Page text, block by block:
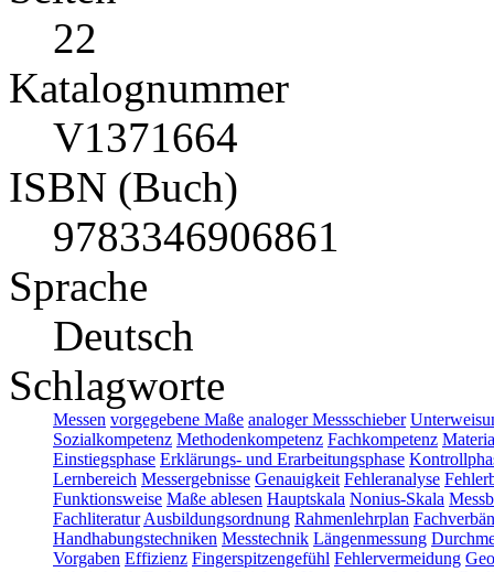
22
Katalognummer
V1371664
ISBN (Buch)
9783346906861
Sprache
Deutsch
Schlagworte
Messen vorgegebene Maße analoger Messschieber
Sozialkompetenz Methodenkompetenz Fachkompetenz
Einstiegsphase Erklärungs- und Erarbeitungsphase
Lernbereich Messergebnisse Genauigkeit Fehleranalyse
Funktionsweise Maße ablesen Hauptskala Nonius-Skala
Fachliteratur Ausbildungsordnung Rahmenlehrplan
Handhabungstechniken Messtechnik Längenmessung
Vorgaben Effizienz Fingerspitzengefühl Fehlervermeidung